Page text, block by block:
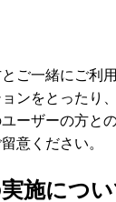
ご一緒にご利
ンをとったり
ーザーの方と
意ください。
施につい